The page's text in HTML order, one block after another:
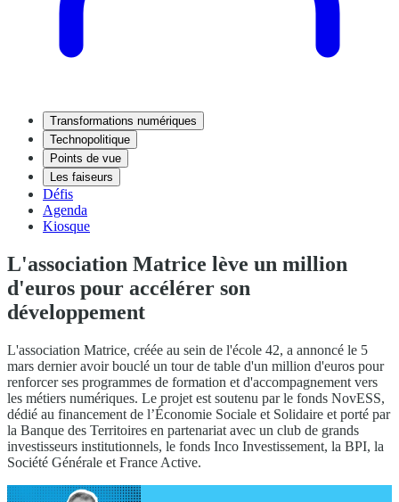
Transformations numériques
Technopolitique
Points de vue
Les faiseurs
Défis
Agenda
Kiosque
L'association Matrice lève un million
d'euros pour accélérer son
développement
L'association Matrice, créée au sein de l'école 42, a annoncé le 5
mars dernier avoir bouclé un tour de table d'un million d'euros pour
renforcer ses programmes de formation et d'accompagnement vers
les métiers numériques. Le projet est soutenu par le fonds NovESS,
dédié au financement de l’Économie Sociale et Solidaire et porté par
la Banque des Territoires en partenariat avec un club de grands
investisseurs institutionnels, le fonds Inco Investissement, la BPI, la
Société Générale et France Active.